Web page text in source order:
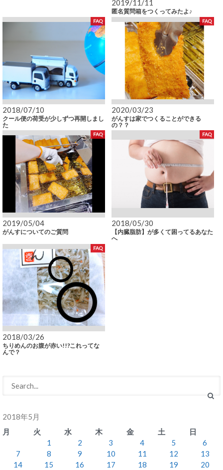
2019/11/11
匿名質問箱をつくってみたよ♪
FAQ
2018/07/10
クール便の荷受が少しずつ再開しまし
た
FAQ
2020/03/23
がんすは家でつくることができる
の？？
FAQ
2019/05/04
がんすについてのご質問
FAQ
2018/05/30
【内臓脂肪】が多くて困ってるあなた
へ
FAQ
2018/03/26
ちりめんのお腹が赤い!!?これってな
んで？
2018年5月
月
火 水 木 金 土
日
1
2 3 4 5
6
7
8 9 10 11 12
13
14
15 16 17 18 19
20